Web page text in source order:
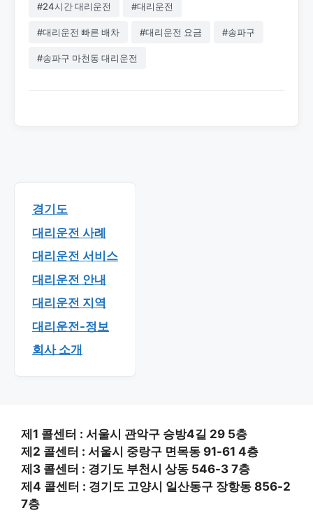
#24시간 대리운전 #대리운전
#대리운전 빠른 배차 #대리운전 요금 #송파구
#송파구 마천동 대리운전
경기도
대리운전 사례
대리운전 서비스
대리운전 안내
대리운전 지역
대리운전-정보
회사 소개
제1 콜센터 : 서울시 관악구 승방4길 29 5층
제2 콜센터 : 서울시 중랑구 면목동 91-61 4층
제3 콜센터 : 경기도 부천시 상동 546-3 7층
제4 콜센터 : 경기도 고양시 일산동구 장항동 856-2
7층